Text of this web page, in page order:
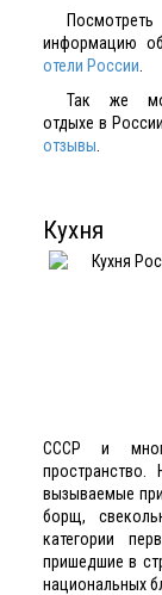
информацию
отели России
Так же
отдыхе в
отзывы
Кухня
СССР и
вызываемые
борщ,
категории
пришедшие в
национальных